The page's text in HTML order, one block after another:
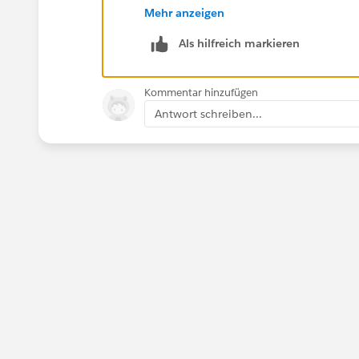
If you found the reply useful that
Mehr anzeigen
Als hilfreich markieren
Kommentar hinzufügen
Antwort schreiben...